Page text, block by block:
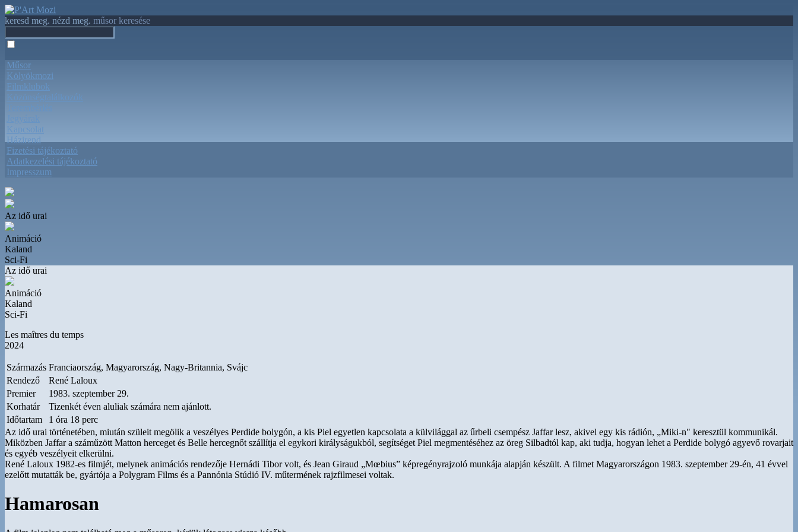
keresd meg. nézd meg. műsor keresése
Műsor
Kölyökmozi
Filmklubok
Közönségtalálkozók
Kapcsolat
Házirend
Fizetési tájékoztató
Adatkezelési tájékoztató
Impresszum
Az idő urai
Animáció
Kaland
Sci-Fi
Az idő urai
Animáció
Kaland
Sci-Fi
Les maîtres du temps
2024
Származás Franciaország, Magyarország, Nagy-Britannia, Svájc
Rendező
René Laloux
Premier
1983. szeptember 29.
Korhatár
Tizenkét éven aluliak számára nem ajánlott.
Időtartam
1 óra 18 perc
Az idő urai történetében, miután szüleit megölik a veszélyes Perdide bolygón, a kis Piel egyetlen kapcsolata a külvilággal az űrbeli csempész Jaffar lesz, akivel egy kis rádión, „Miki-n" keresztül kommunikál.
Miközben Jaffar a száműzött Matton herceget és Belle hercegnőt szállítja el egykori királyságukból, segítséget Piel megmentéséhez az öreg Silbadtól kap, aki tudja, hogyan lehet a Perdide bolygó agyevő rovarjait
és egyéb veszélyeit elkerülni.
René Laloux 1982-es filmjét, melynek animációs rendezője Hernádi Tibor volt, és Jean Giraud „Mœbius” képregényrajzoló munkája alapján készült. A filmet Magyarországon 1983. szeptember 29-én, 41 évvel
ezelőtt mutatták be, gyártója a Polygram Films és a Pannónia Stúdió IV. műtermének rajzfilmesei voltak.
Hamarosan